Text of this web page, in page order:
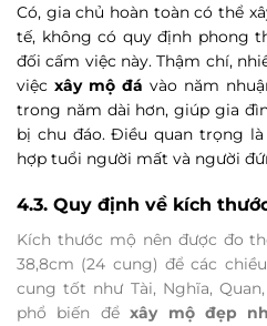
Có, gia chủ hoàn toàn có thể
tế, không có quy định phong
đối cấm việc này. Thậm chí,
việc xây mộ đá vào năm
trong năm dài hơn, giúp gia
bị chu đáo. Điều quan trọng
hợp tuổi người mất và người
4.3. Quy định về kích
Kích thước mộ nên được đo
38,8cm (24 cung) để các
cung tốt như Tài, Nghĩa,
phổ biến đểxây mộ đẹp